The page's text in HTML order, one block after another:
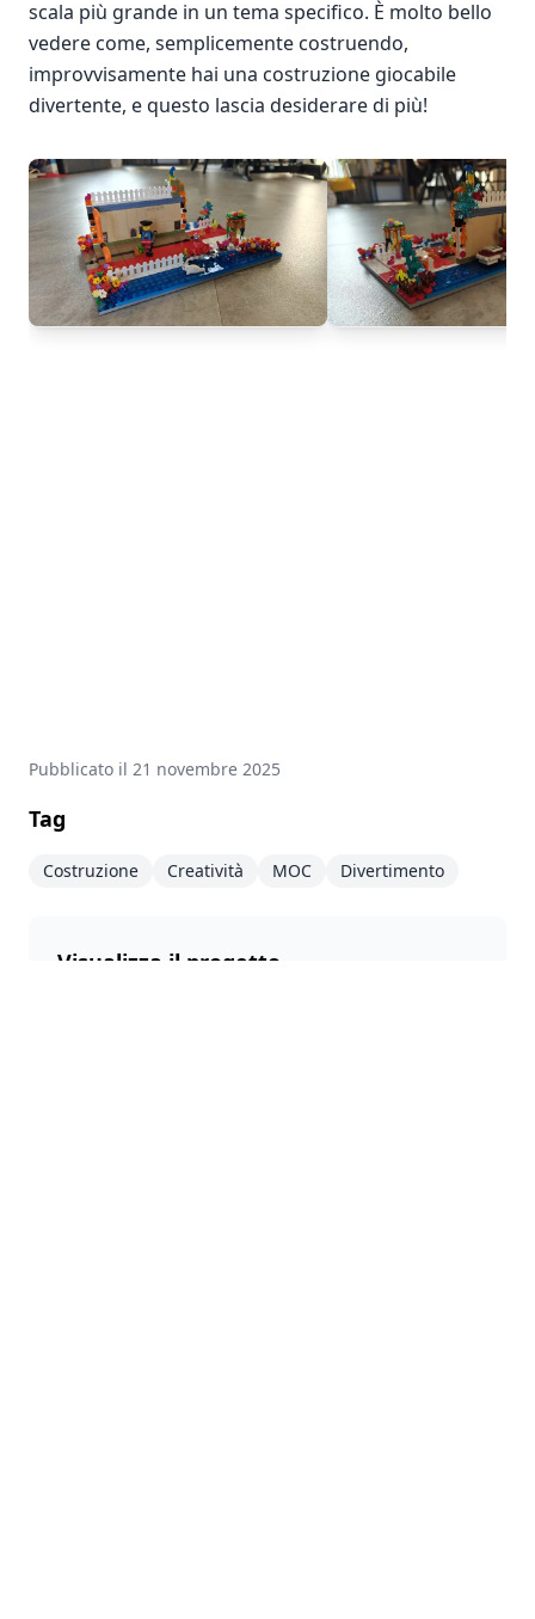
scala più grande in un tema specifico. È molto bello
vedere come, semplicemente costruendo,
improvvisamente hai una costruzione giocabile
divertente, e questo lascia desiderare di più!
Pubblicato il 21 novembre 2025
Tag
Costruzione Creatività MOC Divertimento
Visualizza il progetto